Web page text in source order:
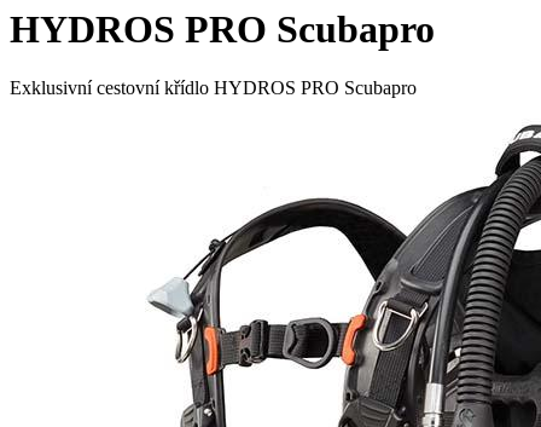
HYDROS PRO Scubapro
Exklusivní cestovní křídlo HYDROS PRO Scubapro